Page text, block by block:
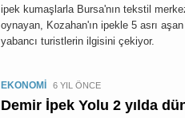
ipek kumaşlarla Bursa'nın tekstil
oynayan, Kozahan'ın ipekle 5 asrı
yabancı turistlerin ilgisini çekiyor.
EKONOMİ 6 YIL ÖNCE
Demir İpek Yolu 2 yılda